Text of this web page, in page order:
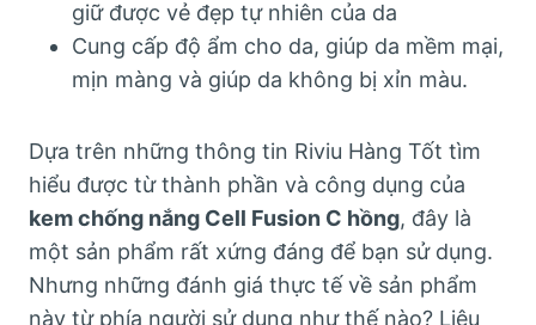
giữ được vẻ đẹp tự nhiên của da
Cung cấp độ ẩm cho da, giúp da mềm mại,
mịn màng và giúp da không bị xỉn màu.
Dựa trên những thông tin Riviu Hàng Tốt tìm
hiểu được từ thành phần và công dụng của
kem chống nắng Cell Fusion C hồng, đây là
một sản phẩm rất xứng đáng để bạn sử dụng.
Nhưng những đánh giá thực tế về sản phẩm
này từ phía người sử dụng như thế nào? Liệu